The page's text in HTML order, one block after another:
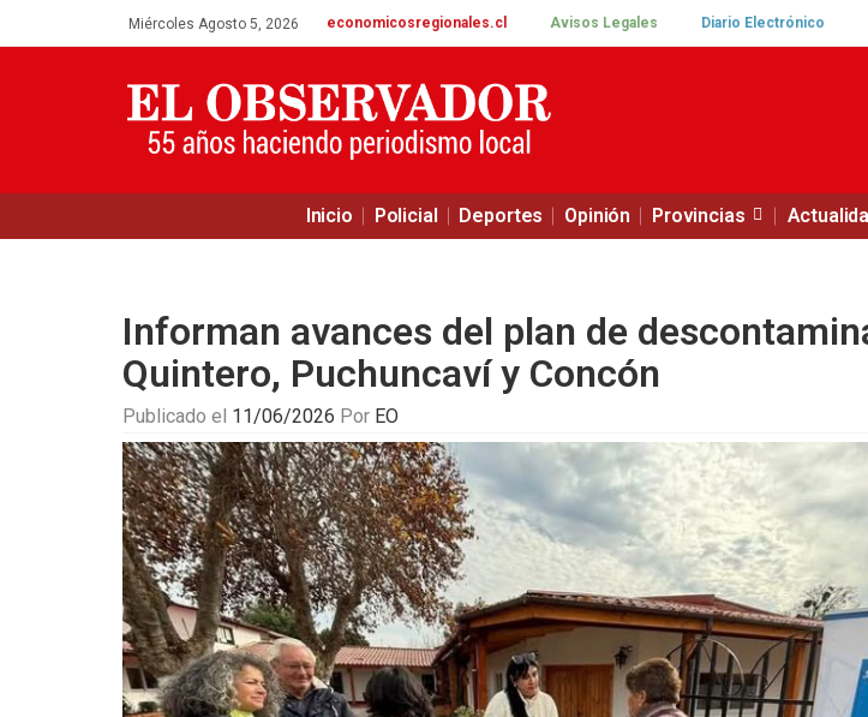
Miércoles Agosto 5, 2026 economicosregionales.cl Avisos Legales Diario Electrónico
Inicio Policial Deportes Opinión Provincias
Informan avances del plan de
Quintero, Puchuncaví y Concón
Publicado el 11/06/2026 Por EO